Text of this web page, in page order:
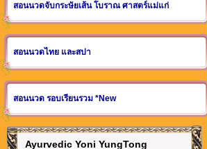
สอนนวดจับกระษัยเส้น โบราณ ศาสตร์แม่แก่
สอนนวดไทย และสปา
สอนนวด รอบเรียนรวม *New
Ayurvedic Yoni YungTong